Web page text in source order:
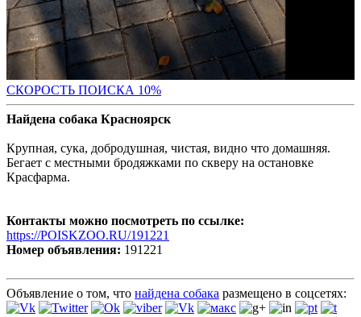
СКОРОСТЬ ПОИСКА 10%
Найдена собака Красноярск
Крупная, сука, добродушная, чистая, видно что домашняя.
Бегает с местными бродяжками по скверу на остановке
Красфарма.
Контакты можно посмотреть по ссылке:
https://POISKZOO.RU/191221
Номер объявления: 191221
Объявление о том, что найдена собака размещено в соцсетях: